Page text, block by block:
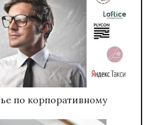
по корпоративному